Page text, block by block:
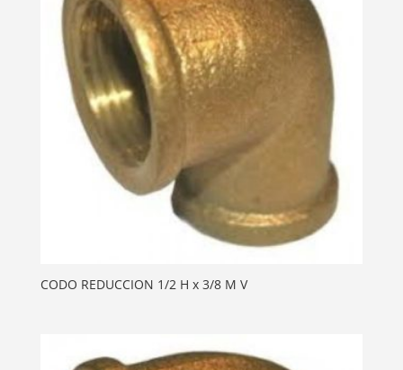
CODO REDUCCION 1/2 H x 3/8 M V